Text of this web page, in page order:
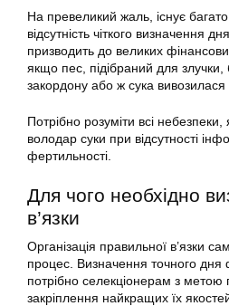
На превеликий жаль, існує
відсутність чіткого визначення
призводить до великих
якщо пес, підібраний для злучки,
закордону або ж сука
Потрібно розуміти всі
володар суки при відсутності
фертильності.
Для чого необхідно
в’язки
Організація правильної в’язки
процес. Визначення точного дня
потрібно селекціонерам з метою
закріплення найкращих їх